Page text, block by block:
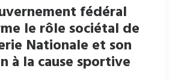
fédéral
le rôle sociétal de
Nationale et son
à la cause sportive